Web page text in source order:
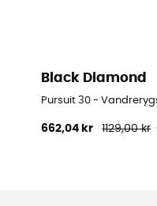
Black Diamond
Pursuit 30 -
662,04 kr 1129,00 kr